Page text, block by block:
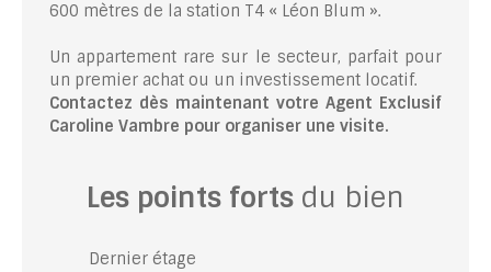
600 mètres de la station T4 « Léon Blum ».
Un appartement rare sur le secteur, parfait pour
un premier achat ou un investissement locatif.
Contactez dès maintenant votre Agent Exclusif
Caroline Vambre pour organiser une visite.
Les points forts du bien
Dernier étage